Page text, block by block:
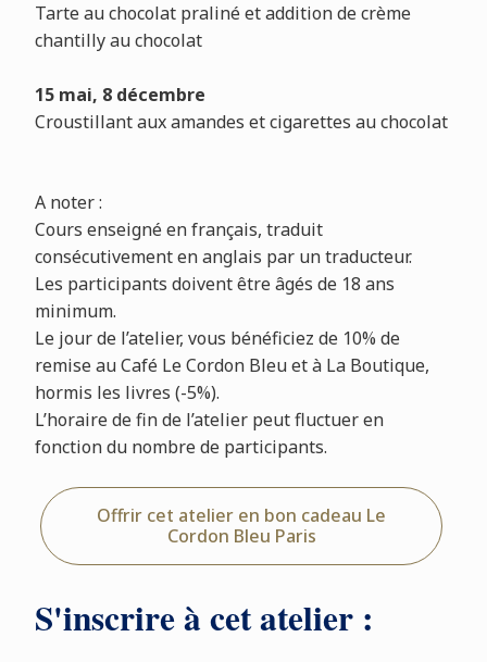
Tarte au chocolat praliné et addition de crème
chantilly au chocolat
15 mai, 8 décembre
Croustillant aux amandes et cigarettes au chocolat
A noter :
Cours enseigné en français, traduit
consécutivement en anglais par un traducteur.
Les participants doivent être âgés de 18 ans
minimum.
Le jour de l’atelier, vous bénéficiez de 10% de
remise au Café Le Cordon Bleu et à La Boutique,
hormis les livres (-5%).
L’horaire de fin de l’atelier peut fluctuer en
fonction du nombre de participants.
Offrir cet atelier en bon cadeau Le
Cordon Bleu Paris
S'inscrire à cet atelier :